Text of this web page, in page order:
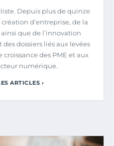
Depuis plus de quinze
d’entreprise, de la
que de l’innovation
dossiers liés aux levées
des PME et aux
numérique.
ARTICLES ›